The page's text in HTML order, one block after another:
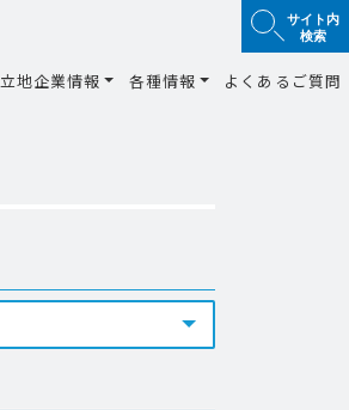
サイト内
検索
立地企業情報 各種情報 よくあるご質問